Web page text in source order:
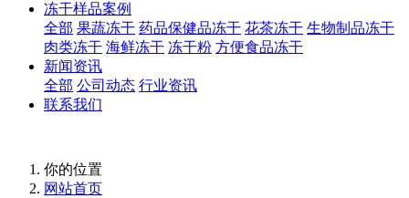
冻干样品案例
全部 果蔬冻干 药品保健品冻干 花茶冻干 生物制品冻干
肉类冻干 海鲜冻干 冻干粉 方便食品冻干
新闻资讯
全部 公司动态 行业资讯
联系我们
你的位置
网站首页